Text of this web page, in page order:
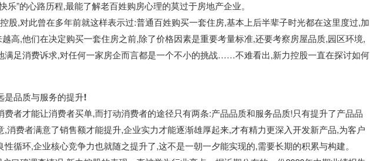
乐”的心路历程,最能了解老百姓购房心理的莫过于房地产企业。
股,对此曾在多年前就这样表示过:普通百姓购买一套住房,基本上后半辈子时光都在这里度过,加
高,他们在决定购买一套住房之前,除了价格因素是重要考量标准,还要考察房屋品质,园区环境,
满足消费诉求,对任何一家房企而言都是一个不小的挑战……不难看出,新力控股一直在探讨如何
是品质与服务的提升!
费者才能让消费者买单,而打动消费者的途径只有两条:产品品质和服务品质!只有提升了产品品
,消费者满意了销售额才能提升,企业实力才能逐渐雄厚起来,才有精力更深入开发新产品,为客户
性循环,企业核心竞争力也就随之提升了,这不是一朝一夕能实现的,需要长期的积累与构建。